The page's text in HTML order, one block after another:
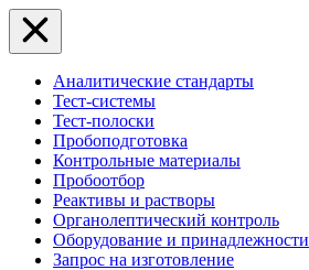
Аналитические стандарты
Тест-системы
Тест-полоски
Пробоподготовка
Контрольные материалы
Пробоотбор
Реактивы и растворы
Органолептический контроль
Оборудование и принадлежности
Запрос на изготовление